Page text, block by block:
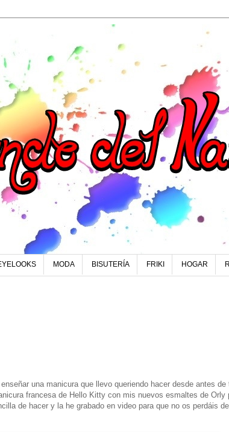
MODA BISUTERÍA FRIKI HOGAR
una manicura que llevo queriendo hacer desde antes de
francesa de Hello Kitty con mis nuevos esmaltes de Orly
de hacer y la he grabado en video para que no os perdáis